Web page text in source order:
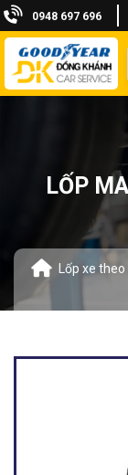
0948 697 696
LỐP
Lốp xe